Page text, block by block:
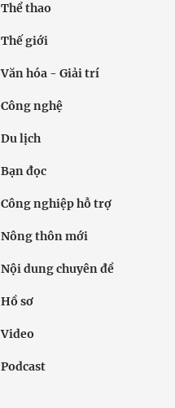
Thể thao
Thế giới
Văn hóa - Giải trí
Công nghệ
Du lịch
Bạn đọc
Công nghiệp hỗ trợ
Nông thôn mới
Nội dung chuyên đề
Hồ sơ
Video
Podcast